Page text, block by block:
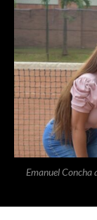
Emanuel Concha